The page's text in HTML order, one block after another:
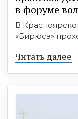
в форуме
В
«Бирюса»
Читать далее